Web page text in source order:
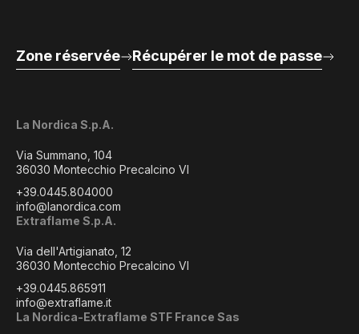
La Nordica S.p.A.
Via Summano, 104
36030 Montecchio Precalcino VI
+39.0445.804000
info@lanordica.com
Extraflame S.p.A.
Via dell'Artigianato, 12
36030 Montecchio Precalcino VI
+39.0445.865911
info@extraflame.it
La Nordica-Extraflame STF France Sas
Zone réservée Récupérer le mot de passe